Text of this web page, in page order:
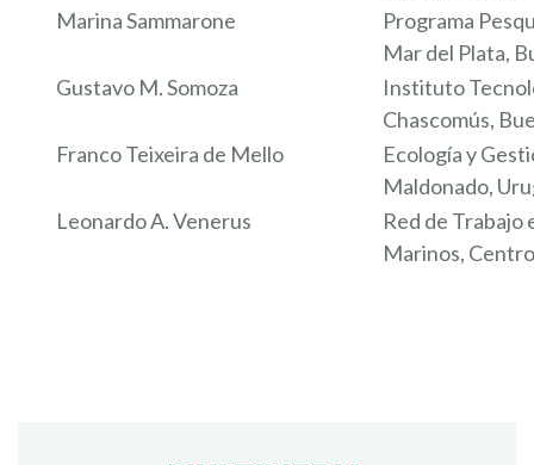
Marina Sammarone
Programa
Mar del Plata,
Gustavo M. Somoza
Instituto
Chascomús,
Franco Teixeira de Mello
Ecología y
Maldonado,
Leonardo A. Venerus
Red de Trabajo
Marinos,